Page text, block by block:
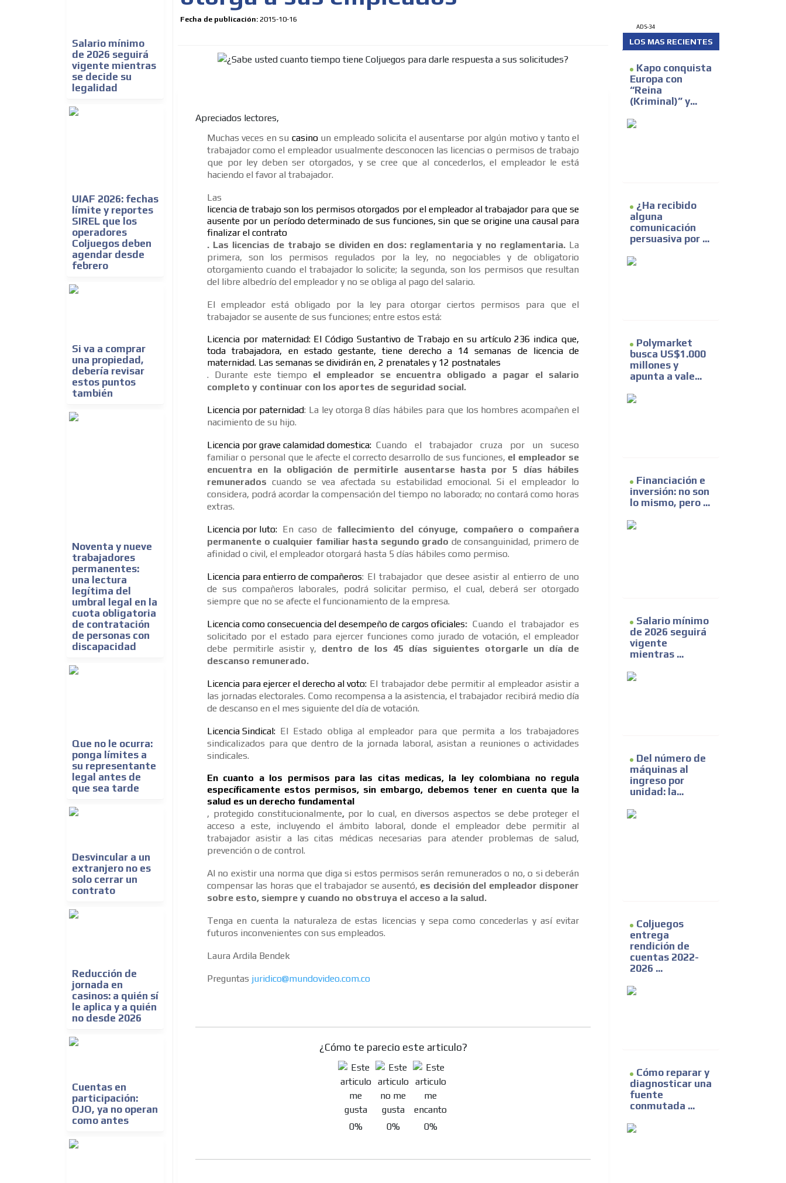
Salario mínimo
de 2026 seguirá
vigente mientras
se decide su
legalidad
UIAF 2026: fechas
límite y reportes
SIREL que los
operadores
Coljuegos deben
agendar desde
febrero
Si va a comprar
una propiedad,
debería revisar
estos puntos
también
Noventa y nueve
trabajadores
permanentes:
una lectura
legítima del
umbral legal en la
cuota obligatoria
de contratación
de personas con
discapacidad
Que no le ocurra:
ponga límites a
su representante
legal antes de
que sea tarde
Desvincular a un
extranjero no es
solo cerrar un
contrato
Reducción de
jornada en
casinos: a quién sí
le aplica y a quién
no desde 2026
Cuentas en
participación:
OJO, ya no operan
como antes
Fecha de publicación: 2015-10-16
Apreciados lectores,
Muchas veces en su casinoun empleado solicita el ausentarse por algún motivo y tanto el
trabajador como el empleador usualmente desconocen las licencias o permisos de trabajo
que por ley deben ser otorgados, y se cree que al concederlos, el empleador le está
haciendo el favor al trabajador.
Las
licencia de trabajo son los permisos otorgados por el empleador al trabajador para que se
ausente por un período determinado de sus funciones, sin que se origine una causal para
finalizar el contrato
. Las licencias de trabajo se dividen en dos: reglamentaria y no reglamentaria. La
primera, son los permisos regulados por la ley, no negociables y de obligatorio
otorgamiento cuando el trabajador lo solicite; la segunda, son los permisos que resultan
del libre albedrío del empleador y no se obliga al pago del salario.
El empleador está obligado por la ley para otorgar ciertos permisos para que el
trabajador se ausente de sus funciones; entre estos está:
Licencia por maternidad: El Código Sustantivo de Trabajo en su artículo 236 indica que,
toda trabajadora, en estado gestante, tiene derecho a 14 semanas de licencia de
maternidad. Las semanas se dividirán en, 2 prenatales y 12 postnatales
. Durante este tiempo el empleador se encuentra obligado a pagar el salario
completo y continuar con los aportes de seguridad social.
Licencia por paternidad: La ley otorga 8 días hábiles para que los hombres acompañen el
nacimiento de su hijo.
Licencia por grave calamidad domestica: Cuando el trabajador cruza por un suceso
familiar o personal que le afecte el correcto desarrollo de sus funciones, el empleador se
encuentra en la obligación de permitirle ausentarse hasta por 5 días hábiles
remunerados cuando se vea afectada su estabilidad emocional. Si el empleador lo
considera, podrá acordar la compensación del tiempo no laborado; no contará como horas
extras.
Licencia por luto: En caso de fallecimiento del cónyuge, compañero o compañera
permanente o cualquier familiar hasta segundo grado de consanguinidad, primero de
afinidad o civil, el empleador otorgará hasta 5 días hábiles como permiso.
Licencia para entierro de compañeros: El trabajador que desee asistir al entierro de uno
de sus compañeros laborales, podrá solicitar permiso, el cual, deberá ser otorgado
siempre que no se afecte el funcionamiento de la empresa.
Licencia como consecuencia del desempeño de cargos oficiales: Cuando el trabajador es
solicitado por el estado para ejercer funciones como jurado de votación, el empleador
debe permitirle asistir y, dentro de los 45 días siguientes otorgarle un día de
descanso remunerado.
Licencia para ejercer el derecho al voto: El trabajador debe permitir al empleador asistir a
las jornadas electorales. Como recompensa a la asistencia, el trabajador recibirá medio día
de descanso en el mes siguiente del día de votación.
Licencia Sindical: El Estado obliga al empleador para que permita a los trabajadores
sindicalizados para que dentro de la jornada laboral, asistan a reuniones o actividades
sindicales.
En cuanto a los permisos para las citas medicas, la ley colombiana no regula
específicamente estos permisos, sin embargo, debemos tener en cuenta que la
salud es un derecho fundamental
, protegido constitucionalmente,por lo cual, en diversos aspectos se debe proteger el
acceso a este, incluyendo el ámbito laboral, donde el empleador debe permitir al
trabajador asistir a las citas médicas necesarias para atender problemas de salud,
prevención o de control.
Al no existir una norma que diga si estos permisos serán remunerados o no, o si deberán
compensar las horas que el trabajador se ausentó, es decisión del empleador disponer
sobre esto, siempre y cuando no obstruya el acceso a la salud.
Tenga en cuenta la naturaleza de estas licencias y sepa como concederlas y así evitar
futuros inconvenientes con sus empleados.
Laura Ardila Bendek
Preguntas juridico@mundovideo.com.co
¿Cómo te parecio este articulo?
0% 0% 0%
ADS-34
LOS MAS RECIENTES
Kapo conquista
Europa con
“Reina
(Kriminal)” y...
¿Ha recibido
alguna
comunicación
persuasiva por ...
Polymarket
busca US$1.000
millones y
apunta a vale...
Financiación e
inversión: no son
lo mismo, pero ...
Salario mínimo
de 2026 seguirá
vigente
mientras ...
Del número de
máquinas al
ingreso por
unidad: la...
Coljuegos
entrega
rendición de
cuentas 2022-
2026 ...
Cómo reparar y
diagnosticar una
fuente
conmutada ...
ADVERTISEMENT